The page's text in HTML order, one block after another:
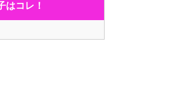
はコレ！